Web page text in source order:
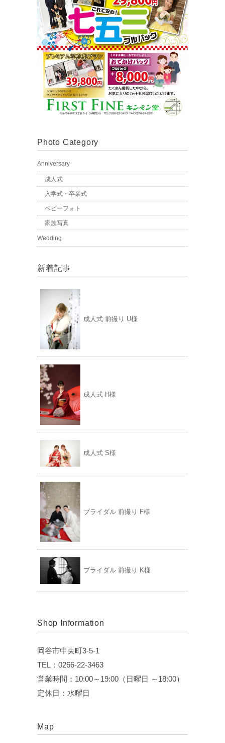
Photo Category
Anniversary
成人式
入学式・卒業式
ベビーフォト
家族写真
Wedding
新着記事
成人式 前撮り U様
成人式 H様
成人式 S様
ブライダル 前撮り F様
ブライダル 前撮り K様
Shop Information
岡谷市中央町3-5-1
TEL：0266-22-3463
営業時間：10:00～19:00（日曜日 ～18:00）
定休日：水曜日
Map